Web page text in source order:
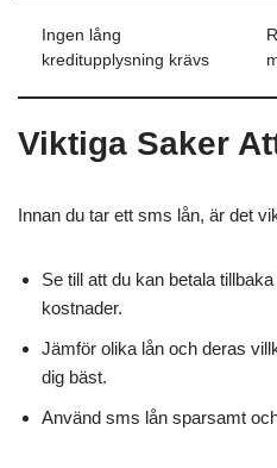
Ingen lång
kreditupplysning krävs
Viktiga Saker
Innan du tar ett sms lån, är det
Se till att du kan betala
kostnader.
Jämför olika lån och deras
dig bäst.
Använd sms lån sparsamt